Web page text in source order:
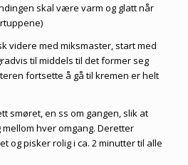
skal være varm og glatt når
videre med miksmaster, start med
til middels til det former seg
fortsette å gå til kremen er helt
smøret, en ss om gangen, slik at
hver omgang. Deretter
og pisker rolig i ca. 2 minutter til alle